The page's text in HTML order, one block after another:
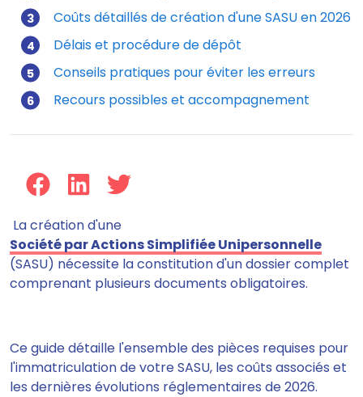
Coûts détaillés de création d'une SASU en 2026
Délais et procédure de dépôt
Conseils pratiques pour éviter les erreurs
Recours possibles et accompagnement
La création d'une
Société par Actions Simplifiée Unipersonnelle
(SASU) nécessite la constitution d'un dossier complet
comprenant plusieurs documents obligatoires.
Ce guide détaille l'ensemble des pièces requises pour
l'immatriculation de votre SASU, les coûts associés et
les dernières évolutions réglementaires de 2026.